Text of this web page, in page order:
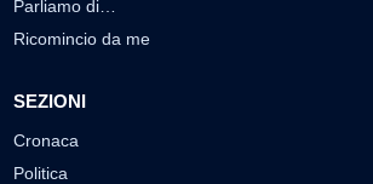
Parliamo di…
Ricomincio da me
SEZIONI
Cronaca
Politica